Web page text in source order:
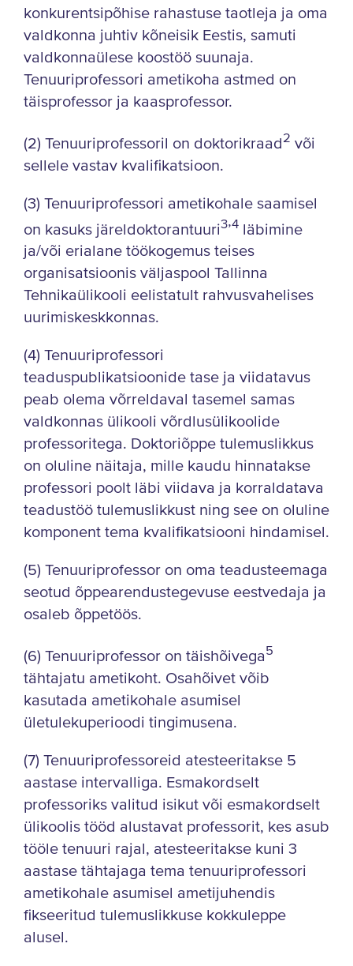
konkurentsipõhise rahastuse taotleja ja oma
valdkonna juhtiv kõneisik Eestis, samuti
valdkonnaülese koostöö suunaja.
Tenuuriprofessori ametikoha astmed on
täisprofessor ja kaasprofessor.
(2) Tenuuriprofessoril on doktorikraad2 või
sellele vastav kvalifikatsioon.
(3) Tenuuriprofessori ametikohale saamisel
on kasuks järeldoktorantuuri3’4 läbimine
ja/või erialane töökogemus teises
organisatsioonis väljaspool Tallinna
Tehnikaülikooli eelistatult rahvusvahelises
uurimiskeskkonnas.
(4) Tenuuriprofessori
teaduspublikatsioonide tase ja viidatavus
peab olema võrreldaval tasemel samas
valdkonnas ülikooli võrdlusülikoolide
professoritega. Doktoriõppe tulemuslikkus
on oluline näitaja, mille kaudu hinnatakse
professori poolt läbi viidava ja korraldatava
teadustöö tulemuslikkust ning see on oluline
komponent tema kvalifikatsiooni hindamisel.
(5) Tenuuriprofessor on oma teadusteemaga
seotud õppearendustegevuse eestvedaja ja
osaleb õppetöös.
(6) Tenuuriprofessor on täishõivega5
tähtajatu ametikoht. Osahõivet võib
kasutada ametikohale asumisel
ületulekuperioodi tingimusena.
(7) Tenuuriprofessoreid atesteeritakse 5
aastase intervalliga. Esmakordselt
professoriks valitud isikut või esmakordselt
ülikoolis tööd alustavat professorit, kes asub
tööle tenuuri rajal, atesteeritakse kuni 3
aastase tähtajaga tema tenuuriprofessori
ametikohale asumisel ametijuhendis
fikseeritud tulemuslikkuse kokkuleppe
alusel.